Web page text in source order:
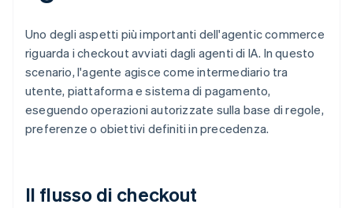
Uno degli aspetti più importanti dell'agentic commerce
riguarda i checkout avviati dagli agenti di IA. In questo
scenario, l'agente agisce come intermediario tra
utente, piattaforma e sistema di pagamento,
eseguendo operazioni autorizzate sulla base di regole,
preferenze o obiettivi definiti in precedenza.
Il flusso di checkout